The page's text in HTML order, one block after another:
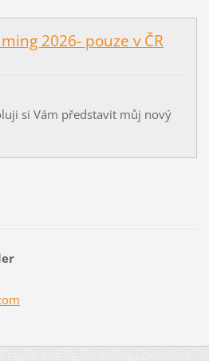
2026- pouze v ČR
si Vám představit můj nový
om